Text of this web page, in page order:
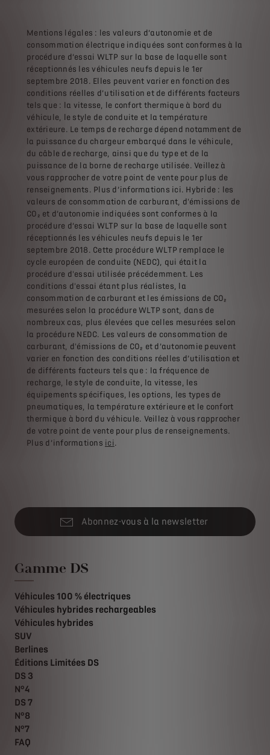
Mentions légales : les valeurs d’autonomie et de
consommation électrique indiquées sont conformes à la
procédure d’essai WLTP sur la base de laquelle sont
réceptionnés les véhicules neufs depuis le 1er
septembre 2018. Elles peuvent varier en fonction des
conditions réelles d’utilisation et de différents facteurs
tels que : la vitesse, le confort thermique à bord du
véhicule, le style de conduite et la température
extérieure. Le temps de recharge dépend notamment de
la puissance du chargeur embarqué dans le véhicule,
du câble de recharge, ainsi que du type et de la
puissance de la borne de recharge utilisée. Veillez à
vous rapprocher de votre point de vente pour plus de
renseignements. Plus d’informations ici. Hybride : les
valeurs de consommation de carburant, d'émissions de
CO₂ et d’autonomie indiquées sont conformes à la
procédure d’essai WLTP sur la base de laquelle sont
réceptionnés les véhicules neufs depuis le 1er
septembre 2018. Cette procédure WLTP remplace le
cycle européen de conduite (NEDC), qui était la
procédure d'essai utilisée précédemment. Les
conditions d'essai étant plus réalistes, la
consommation de carburant et les émissions de CO₂
mesurées selon la procédure WLTP sont, dans de
nombreux cas, plus élevées que celles mesurées selon
la procédure NEDC. Les valeurs de consommation de
carburant, d'émissions de CO₂ et d’autonomie peuvent
varier en fonction des conditions réelles d’utilisation et
de différents facteurs tels que : la fréquence de
recharge, le style de conduite, la vitesse, les
équipements spécifiques, les options, les types de
pneumatiques, la température extérieure et le confort
thermique à bord du véhicule. Veillez à vous rapprocher
de votre point de vente pour plus de renseignements.
Plus d’informations ici.
Abonnez-vous à la newsletter
Gamme DS
Véhicules 100 % électriques
Véhicules hybrides rechargeables
Véhicules hybrides
SUV
Berlines
Éditions Limitées DS
DS 3
N°4
DS 7
N°8
N°7
FAQ